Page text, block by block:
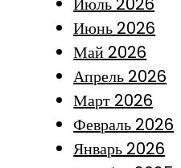
Июнь 2026
Май 2026
Апрель 2026
Март 2026
Февраль 2026
Январь 2026